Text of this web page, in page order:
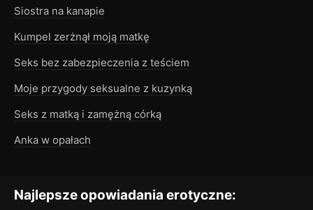
Siostra na kanapie
Kumpel zerżnął moją matkę
Seks bez zabezpieczenia z teściem
Moje przygody seksualne z kuzynką
Seks z matką i zamężną córką
Anka w opałach
Najlepsze opowiadania erotyczne: